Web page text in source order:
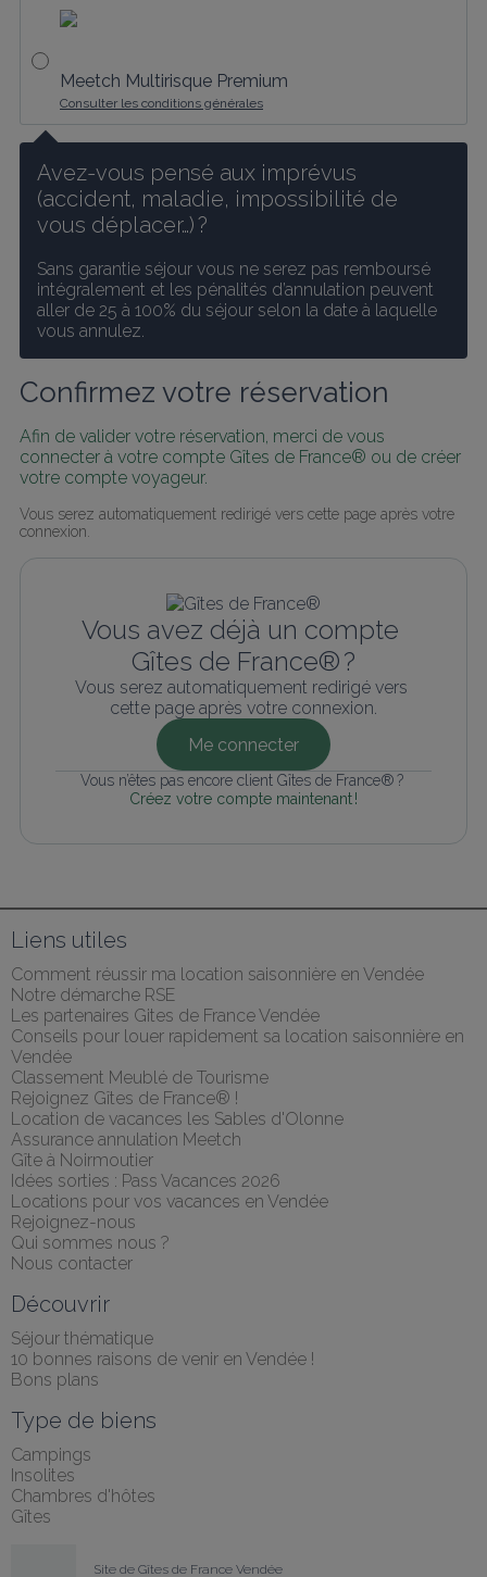
Meetch Multirisque Premium
Consulter les conditions générales
Avez-vous pensé aux imprévus
(accident, maladie, impossibilité de
vous déplacer…) ?
Sans garantie séjour vous ne serez pas remboursé
intégralement et les pénalités d’annulation peuvent
aller de 25 à 100% du séjour selon la date à laquelle
vous annulez.
Confirmez votre réservation
Afin de valider votre réservation, merci de vous
connecter à votre compte Gîtes de France® ou de créer
votre compte voyageur.
Vous serez automatiquement redirigé vers cette page après votre
connexion.
Vous avez déjà un compte
Gîtes de France® ?
Vous serez automatiquement redirigé vers
cette page après votre connexion.
Me connecter
Vous n’êtes pas encore client Gîtes de France® ?
Créez votre compte maintenant !
Liens utiles
Comment réussir ma location saisonnière en Vendée
Notre démarche RSE
Les partenaires Gites de France Vendée
Conseils pour louer rapidement sa location saisonnière en
Vendée
Classement Meublé de Tourisme
Rejoignez Gîtes de France® !
Location de vacances les Sables d'Olonne
Assurance annulation Meetch
Gîte à Noirmoutier
Idées sorties : Pass Vacances 2026
Locations pour vos vacances en Vendée
Rejoignez-nous
Qui sommes nous ?
Nous contacter
Découvrir
Séjour thématique
10 bonnes raisons de venir en Vendée !
Bons plans
Type de biens
Campings
Insolites
Chambres d'hôtes
Gîtes
Site de Gîtes de France Vendée